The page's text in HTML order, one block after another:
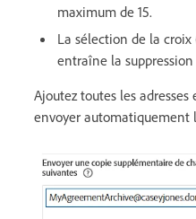
maximum de 15.
La sélection de la croix
entraîne la
Ajoutez toutes les
envoyer automatiquement